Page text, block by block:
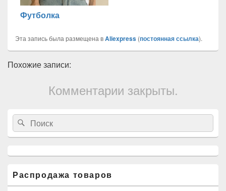
Футболка
Эта запись была размещена вAliexpress (постоянная ссылка).
Похожие записи:
Комментарии закрыты.
Область
основной
боковой
панели
Search
for:
Search
Распродажа товаров